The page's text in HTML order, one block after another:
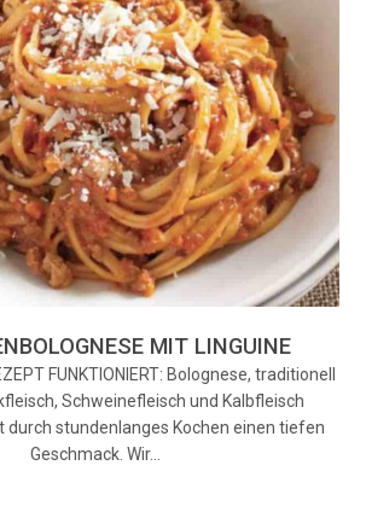
MIT LINGUINE
FUNKTIONIERT: Bolognese, traditionell
Schweinefleisch und Kalbfleisch
durch stundenlanges Kochen einen tiefen
Geschmack. Wir…